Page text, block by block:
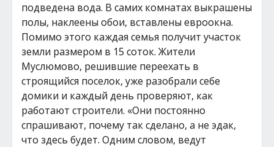
подведена вода. В самих комнатах выкрашены
полы, наклеены обои, вставлены евроокна.
Помимо этого каждая семья получит участок
земли размером в 15 соток. Жители
Муслюмово, решившие переехать в
строящийся поселок, уже разобрали себе
домики и каждый день проверяют, как
работают строители. «Они постоянно
спрашивают, почему так сделано, а не эдак,
что здесь будет. Одним словом, ведут